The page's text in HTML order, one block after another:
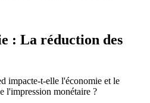
: La réduction des
impacte-t-elle l'économie et le
l'impression monétaire ?